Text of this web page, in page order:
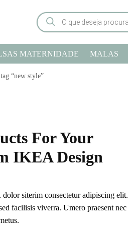
MATERNIDADE MALAS
“new style”
For Your
IKEA Design
siterim consectetur adipiscing elit.
facilisis viverra. Umero praesent nec